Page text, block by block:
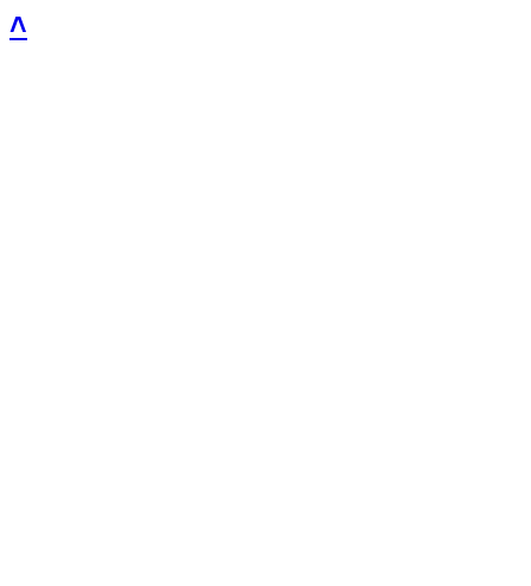
˄